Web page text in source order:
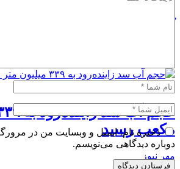
هوایی
حجم
رسید
نیوز
ذخیره نام، ایمیل و وبسایت من در مرورگر
دیدگاهی می‌نویسم.